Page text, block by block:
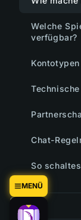
MENÜ
Welche
verfügbar?
Kontotypen
Chat-
So
Spiele